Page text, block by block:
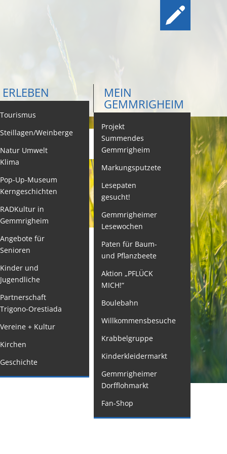
Kontakt
Behördenwegweiser
Lebenslagen
Leistungen -
Service BW
Neubürgerinfos
Formulare
Mängelmeldung
Winterdienst
Gutachterausschuss
Organspende
Gleichstellung
ERLEBEN
Tourismus
Steillagen/Weinberge
Natur Umwelt
Klima
Pop-Up-Museum
Kerngeschichten
RADKultur in
Gemmrigheim
Angebote für
Senioren
Kinder und
Jugendliche
Partnerschaft
Trigono-Orestiada
Vereine + Kultur
Kirchen
Geschichte
MEIN
GEMMRIGHEIM
Projekt
Summendes
Gemmrigheim
Markungsputzete
Lesepaten
gesucht!
Gemmrigheimer
Lesewochen
Paten für Baum-
und Pflanzbeete
Aktion „PFLÜCK
MICH!“
Boulebahn
Willkommensbesuche
Krabbelgruppe
Kinderkleidermarkt
Gemmrigheimer
Dorfflohmarkt
Fan-Shop
Württemberg (DHBW)